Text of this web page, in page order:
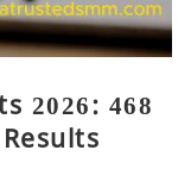
2026: 468